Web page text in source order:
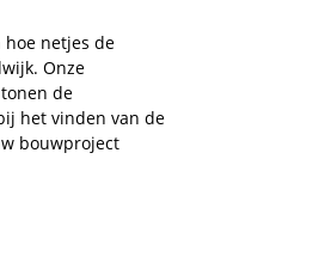
netjes de
Onze
de
het vinden van de
bouwproject